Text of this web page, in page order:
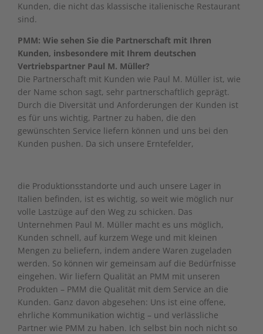
Kunden, die nicht das klassische italienische Restaurant
sind.
PMM: Wie sehen Sie die Partnerschaft mit Ihren
Kunden, insbesondere mit Ihrem deutschen
Vertriebspartner Paul M. Müller?
Die Partnerschaft mit Kunden wie Paul M. Müller ist, wie
der Name schon sagt, sehr partnerschaftlich geprägt.
Durch die Diversität und Anforderungen der Kunden ist
es für uns wichtig, Partner zu haben, die den
gewünschten Service liefern können und uns bei den
Kunden pushen. Da sich unsere Erntefelder,
die Produktionsstandorte und auch unsere Lager in
Italien befinden, ist es wichtig, so weit wie möglich nur
volle Lastzüge auf den Weg zu schicken. Das
Unternehmen Paul M. Müller macht es uns möglich,
Kunden schnell, auf kurzem Wege und mit kleinen
Mengen zu beliefern, indem andere Waren zugeladen
werden. So können wir gemeinsam auf die Bedürfnisse
eingehen. Wir liefern Qualität an PMM mit unseren
Produkten – PMM die Qualität mit dem Service an die
Kunden. Ganz davon abgesehen: Uns ist eine offene,
ehrliche Kommunikation wichtig – und verlässliche
Partner wie PMM zu haben. Ich selbst bin noch nicht so